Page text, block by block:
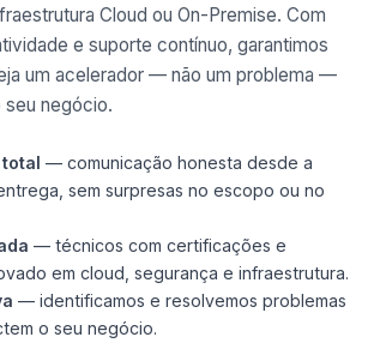
Cloud ou On-Premise. Com
e suporte contínuo, garantimos
um acelerador — não um problema —
negócio.
— comunicação honesta desde a
sem surpresas no escopo ou no
— técnicos com certificações e
em cloud, segurança e infraestrutura.
— identificamos e resolvemos problemas
o seu negócio.